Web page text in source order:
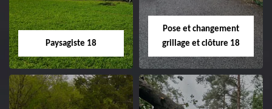
Paysagiste 18
Pose et changement
grillage et clôture 18